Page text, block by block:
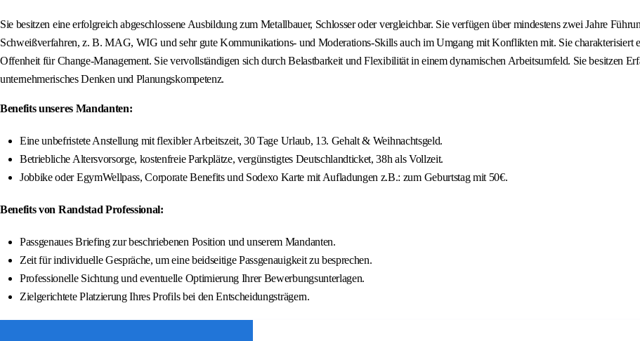
Sie besitzen eine erfolgreich abgeschlossene Ausbildung zum Metallbauer, Schlosser oder vergleichbar. Sie verfügen über mindestens zwei Jahre
Schweißverfahren, z. B. MAG, WIG und sehr gute Kommunikations- und Moderations-Skills auch im Umgang mit Konflikten mit. Sie charakterisiert
Offenheit für Change-Management. Sie vervollständigen sich durch Belastbarkeit und Flexibilität in einem dynamischen Arbeitsumfeld. Sie besitzen
unternehmerisches Denken und Planungskompetenz.
Benefits unseres Mandanten:
Eine unbefristete Anstellung mit flexibler Arbeitszeit, 30 Tage Urlaub, 13. Gehalt & Weihnachtsgeld.
Betriebliche Altersvorsorge, kostenfreie Parkplätze, vergünstigtes Deutschlandticket, 38h als Vollzeit.
Jobbike oder EgymWellpass, Corporate Benefits und Sodexo Karte mit Aufladungen z.B.: zum Geburtstag mit 50€.
Benefits von Randstad Professional:
Passgenaues Briefing zur beschriebenen Position und unserem Mandanten.
Zeit für individuelle Gespräche, um eine beidseitige Passgenauigkeit zu besprechen.
Professionelle Sichtung und eventuelle Optimierung Ihrer Bewerbungsunterlagen.
Zielgerichtete Platzierung Ihres Profils bei den Entscheidungsträgern.